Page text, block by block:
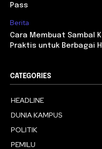
Pass
Berita
Cara Membuat Sambal
Praktis untuk Berbagai
CATEGORIES
HEADLINE
DUNIA KAMPUS
POLITIK
PEMILU